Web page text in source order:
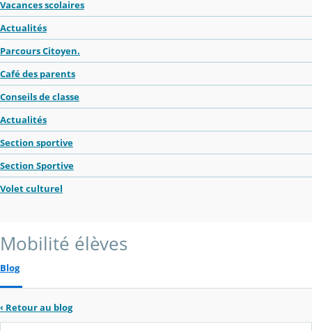
Vacances scolaires
Actualités
Parcours Citoyen.
Café des parents
Conseils de classe
Actualités
Section sportive
Section Sportive
Volet culturel
Mobilité élèves
Blog
‹ Retour au blog